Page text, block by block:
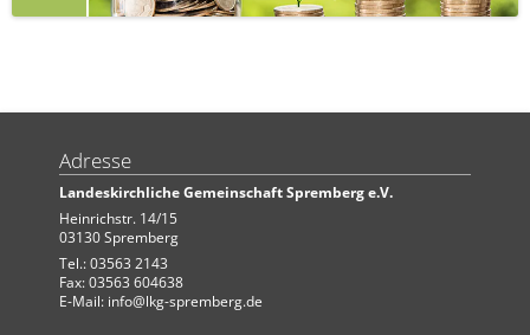
Adresse
Landeskirchliche Gemeinschaft Spremberg e.V.
Heinrichstr. 14/15
03130 Spremberg
Tel.: 03563 2143
Fax: 03563 604638
E-Mail: info@lkg-spremberg.de